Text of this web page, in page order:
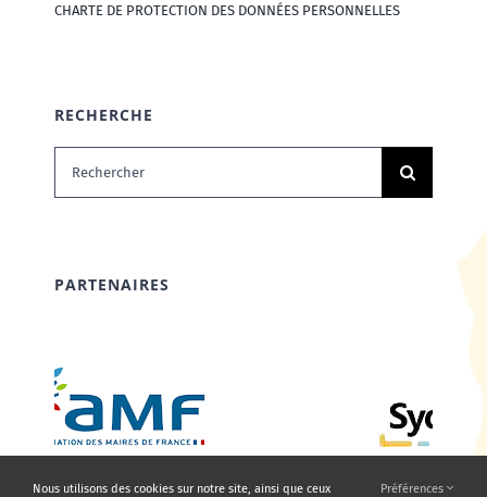
CHARTE DE PROTECTION DES DONNÉES PERSONNELLES
RECHERCHE
Rechercher:
PARTENAIRES
Nous utilisons des cookies sur notre site, ainsi que ceux Préférences